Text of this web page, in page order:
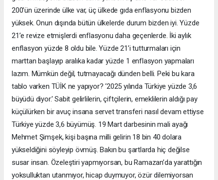
200’ün üzerinde ülke var, üç ülkede gıda enflasyonu bizden
yüksek. Onun dışında bütün ülkelerde durum bizden iyi. Yüzde
21’e revize etmişlerdi enflasyonu daha geçenlerde. İki aylık
enflasyon yüzde 8 oldu bile. Yüzde 21’i tutturmaları için
marttan başlayıp aralıka kadar yüzde 1 enflasyon yapmaları
lazım. Mümkün değil, tutmayacağı dünden belli. Peki bu kara
tablo varken TÜİK ne yapıyor? ‘2025 yılında Türkiye yüzde 3,6
büyüdü diyor.’ Sabit gelirlilerin, çiftçilerin, emeklilerin aldığı pay
küçülürken bir avuç insana servet transferi nasıl devam ettiyse
Türkiye yüzde 3,6 büyümüş. 19 Mart darbesinin mali ayağı
Mehmet Şimşek, kişi başına milli gelirin 18 bin 40 dolara
yükseldiğini söyleyip övmüş. Bakın bu şartlarda hiç değilse
susar insan. Özeleştiri yapmıyorsan, bu Ramazan’da yarattığın
yoksulluktan utanmıyor, hicap duymuyor, özür dilemiyorsan